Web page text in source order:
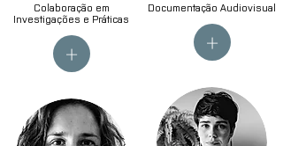
Colaboração em
Investigações e Práticas
+
Documentação Audiovisual
+